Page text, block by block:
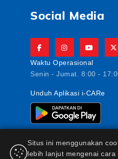
Social Media
Waktu Operasional
Senin - Jumat. 8:00 -
Unduh Aplikasi i-CARe
Situs ini menggunakan
lebih lanjut mengenai